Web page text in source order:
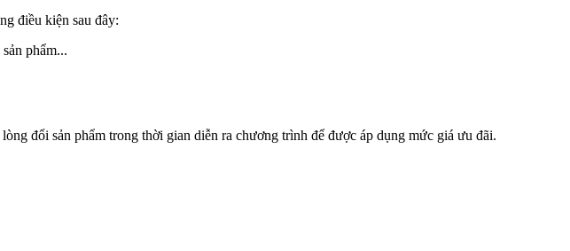
điều kiện sau đây:
phẩm...
đổi sản phẩm trong thời gian diễn ra chương trình để được áp dụng mức giá ưu đãi.